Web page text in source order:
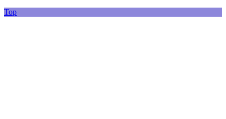
Top